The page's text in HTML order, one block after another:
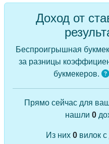
Доход от
Беспроигрышная
за разницы
букмекеров.
Прямо сейчас для
нашли 0
Из них 0вилок